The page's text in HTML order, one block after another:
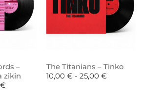
–
zikin
€
The Titanians – Tinko
10,00 € - 25,00 €